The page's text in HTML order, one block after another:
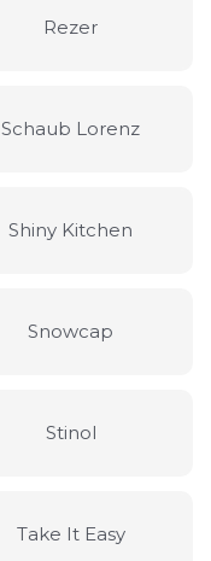
Rezer
Schaub Lorenz
Shiny Kitchen
Snowcap
Stinol
Take It Easy